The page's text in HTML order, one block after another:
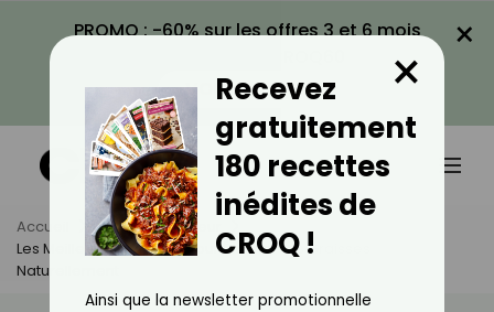
PROMO : -60% sur les offres 3 et 6 mois
VOIR LA PROMO
×
Accueil Actus
Minceur
Les Meilleures Infusions Pour Éliminer Les Graisses
Naturellement
Recevez
gratuitement
180 recettes
inédites de
CROQ !
×
Ainsi que la newsletter promotionnelle